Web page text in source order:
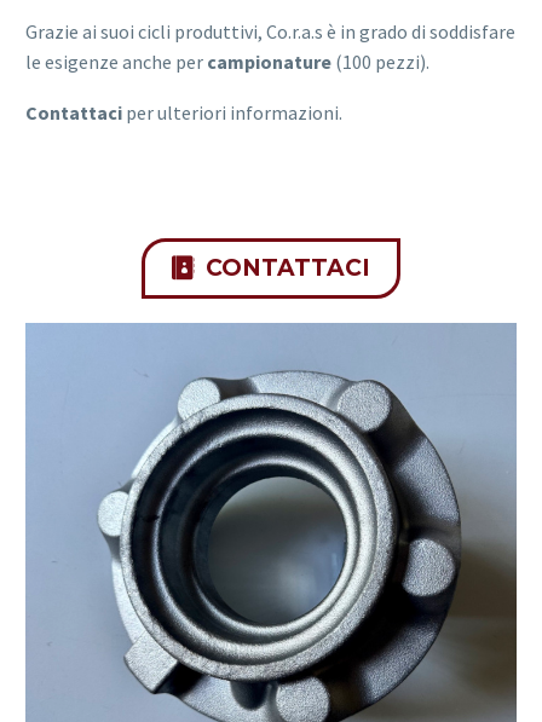
Grazie ai suoi cicli produttivi, Co.r.a.s è in grado di soddisfare
le esigenze anche per campionature (100 pezzi).
Contattaci per ulteriori informazioni.
CONTATTACI